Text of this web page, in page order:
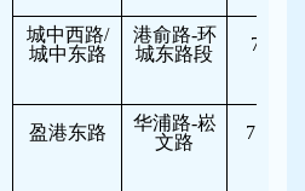
城中西路/
城中东路
港俞路-环
城东路段
7:00-
盈港东路
华浦路-崧
文路
7:30-